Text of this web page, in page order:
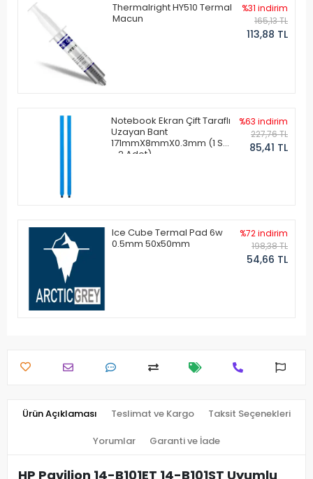
Thermalright HY510 Termal
Macun
%31 indirim
165,13 TL
113,88 TL
Notebook Ekran Çift Taraflı
Uzayan Bant
171mmX8mmX0.3mm (1 Set
- 2 Adet)
%63 indirim
227,76 TL
85,41 TL
Ice Cube Termal Pad 6w
0.5mm 50x50mm
%72 indirim
198,38 TL
54,66 TL
Ürün Açıklaması Teslimat ve Kargo Taksit Seçenekleri
Yorumlar Garanti ve İade
HP Pavilion 14-B101ET 14-B101ST Uyumlu